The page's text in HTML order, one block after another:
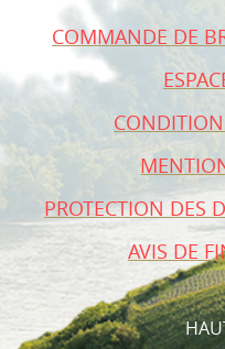
COMMANDE DE
PROTECTION DES
AVIS DE